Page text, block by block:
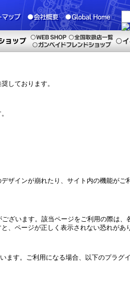
しております。
ザインが崩れたり、サイト内の機能がご
ざいます。該当ページをご利用の際は、
、ページが正しく表示されない恐れがあ
す。ご利用になる場合、以下のプラグ